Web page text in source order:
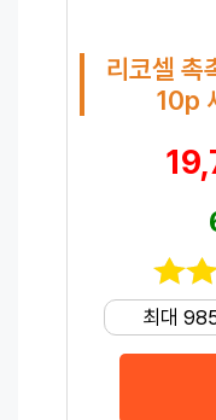
리코셀 촉
10p
최대